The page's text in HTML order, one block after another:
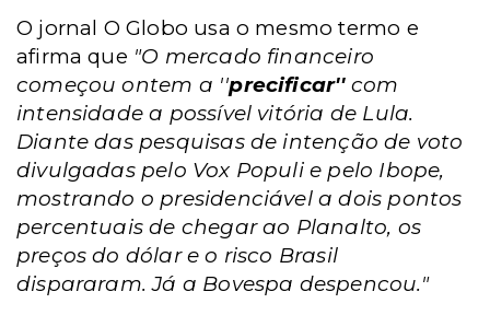
O jornal O Globo usa o mesmo termo e
afirma que "O mercado financeiro
começou ontem a ''precificar'' com
intensidade a possível vitória de Lula.
Diante das pesquisas de intenção de voto
divulgadas pelo Vox Populi e pelo Ibope,
mostrando o presidenciável a dois pontos
percentuais de chegar ao Planalto, os
preços do dólar e o risco Brasil
dispararam. Já a Bovespa despencou."